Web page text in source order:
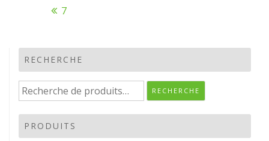
Navigation
l’article
7
RECHERCHE
Recherche
pour :
RECHERCHE
PRODUITS